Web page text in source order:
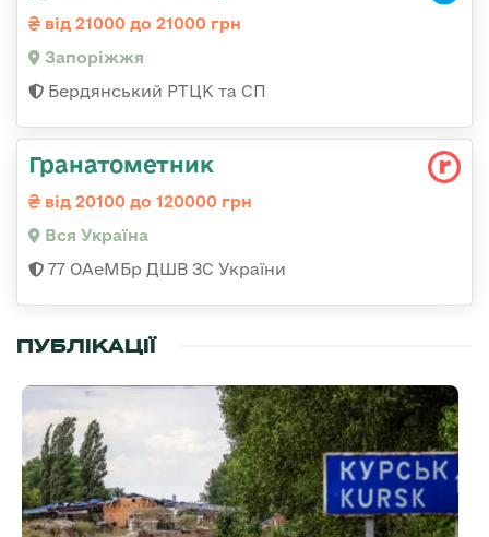
від 21000 до 21000 грн
Запоріжжя
Бердянський РТЦК та СП
Гранатометник
від 20100 до 120000 грн
Вся Україна
77 ОАеМБр ДШВ ЗС України
ПУБЛІКАЦІЇ